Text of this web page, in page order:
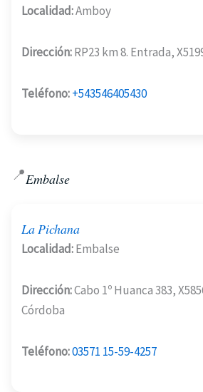
Localidad:Amboy
Dirección:RP23 km 8. Entrada,
Teléfono:+543546405430
📍Embalse
La Pichana
Localidad:Embalse
Dirección:Cabo 1º Huanca 383,
Córdoba
Teléfono:03571 15-59-4257